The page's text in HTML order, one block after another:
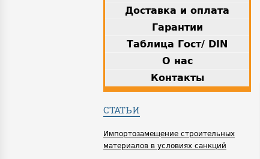
Доставка и оплата
Гарантии
Таблица Гост/ DIN
О нас
Контакты
СТАТЬИ
Импортозамещение строительных
материалов в условиях санкций